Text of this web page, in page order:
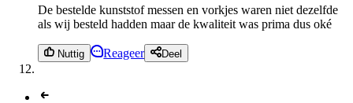
De bestelde kunststof messen en vorkjes waren niet dezelfde
als wij besteld hadden maar de kwaliteit was prima dus oké
Nuttig Reageer Deel